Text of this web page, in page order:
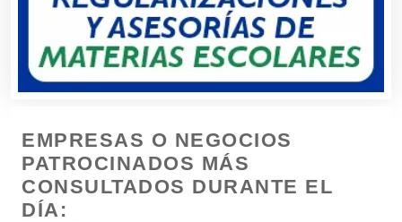
Cámaras de Comercio
Camiones para Fletes
Cancelería de Aluminio
EMPRESAS O NEGOCIOS
PATROCINADOS MÁS
CONSULTADOS DURANTE EL
DÍA: